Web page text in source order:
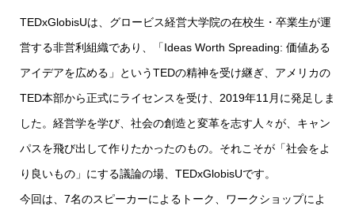
TEDxGlobisUは、グロービス経営大学院の在校生・卒業生が運
営する非営利組織であり、「Ideas Worth Spreading: 価値ある
アイデアを広める」というTEDの精神を受け継ぎ、アメリカの
TED本部から正式にライセンスを受け、2019年11月に発足しま
した。経営学を学び、社会の創造と変革を志す人々が、キャン
パスを飛び出して作りたかったのもの。それこそが「社会をよ
り良いもの」にする議論の場、TEDxGlobisUです。
今回は、7名のスピーカーによるトーク、ワークショップによ